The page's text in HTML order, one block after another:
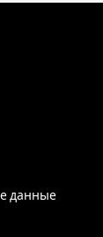
данные